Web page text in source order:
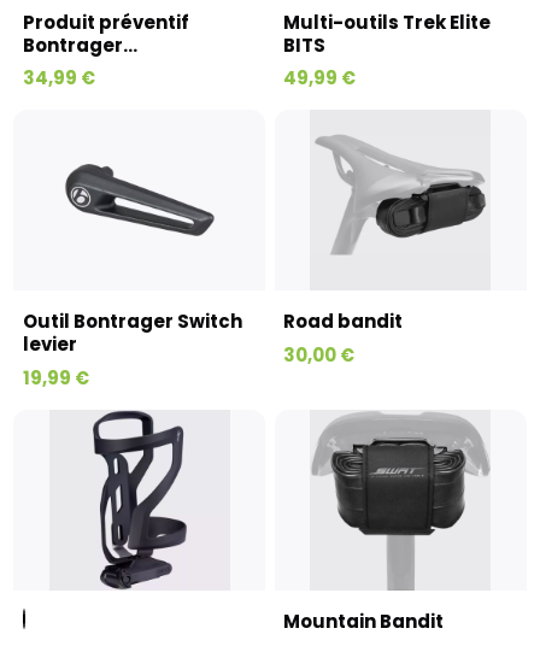
Produit préventif
Bontrager...
34,99 €
Multi-outils Trek Elite
BITS
49,99 €
Outil Bontrager Switch
levier
19,99 €
Road bandit
30,00 €
Mountain Bandit